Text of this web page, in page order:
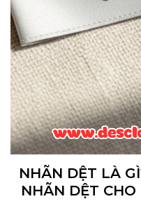
NHÃN DỆT LÀ
NHÃN DỆT